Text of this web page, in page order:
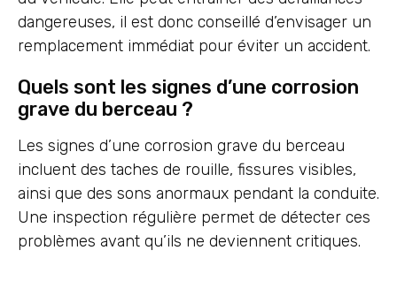
dangereuses, il est donc conseillé d’envisager un
remplacement immédiat pour éviter un accident.
Quels sont les signes d’une corrosion
grave du berceau ?
Les signes d’une corrosion grave du berceau
incluent des taches de rouille, fissures visibles,
ainsi que des sons anormaux pendant la conduite.
Une inspection régulière permet de détecter ces
problèmes avant qu’ils ne deviennent critiques.